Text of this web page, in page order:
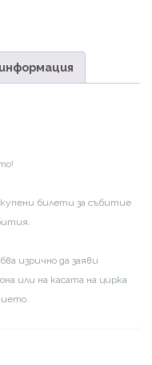
билети за събитие
изрично да заяви
или на касата на цирка